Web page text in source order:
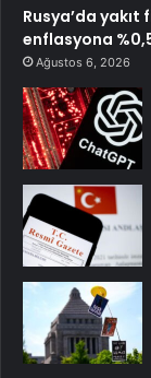
Rusya’da
enflasyona
Ağustos 6, 2026